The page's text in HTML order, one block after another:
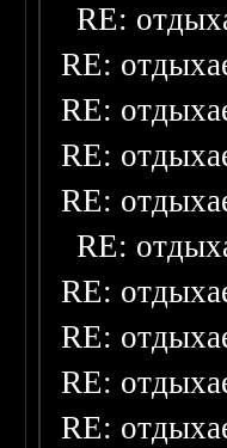
RE:
RE:
RE:
RE:
RE:
RE:
RE:
RE:
RE:
RE: